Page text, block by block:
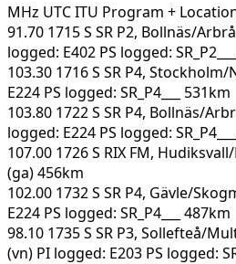
MHz UTC ITU Program +
91.70 1715 S SR P2, Bollnäs/
logged: E402 PS logged:
103.30 1716 S SR P4,
E224 PS logged: SR_P4___ 531km
103.80 1722 S SR P4, Bollnäs/
logged: E224 PS logged:
107.00 1726 S RIX FM,
(ga) 456km
102.00 1732 S SR P4, Gävle/
E224 PS logged: SR_P4___ 487km
98.10 1735 S SR P3, Sollefteå/
(vn) PI logged: E203 PS logged: